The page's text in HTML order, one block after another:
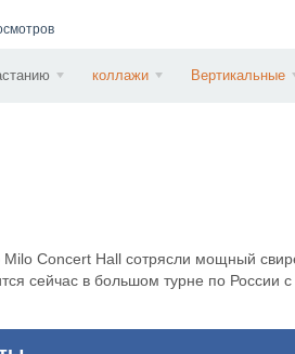
новую волну участ...
коллажи Вертикальные
Milo Concert Hall сотрясли мощный
сейчас в большом турне по России